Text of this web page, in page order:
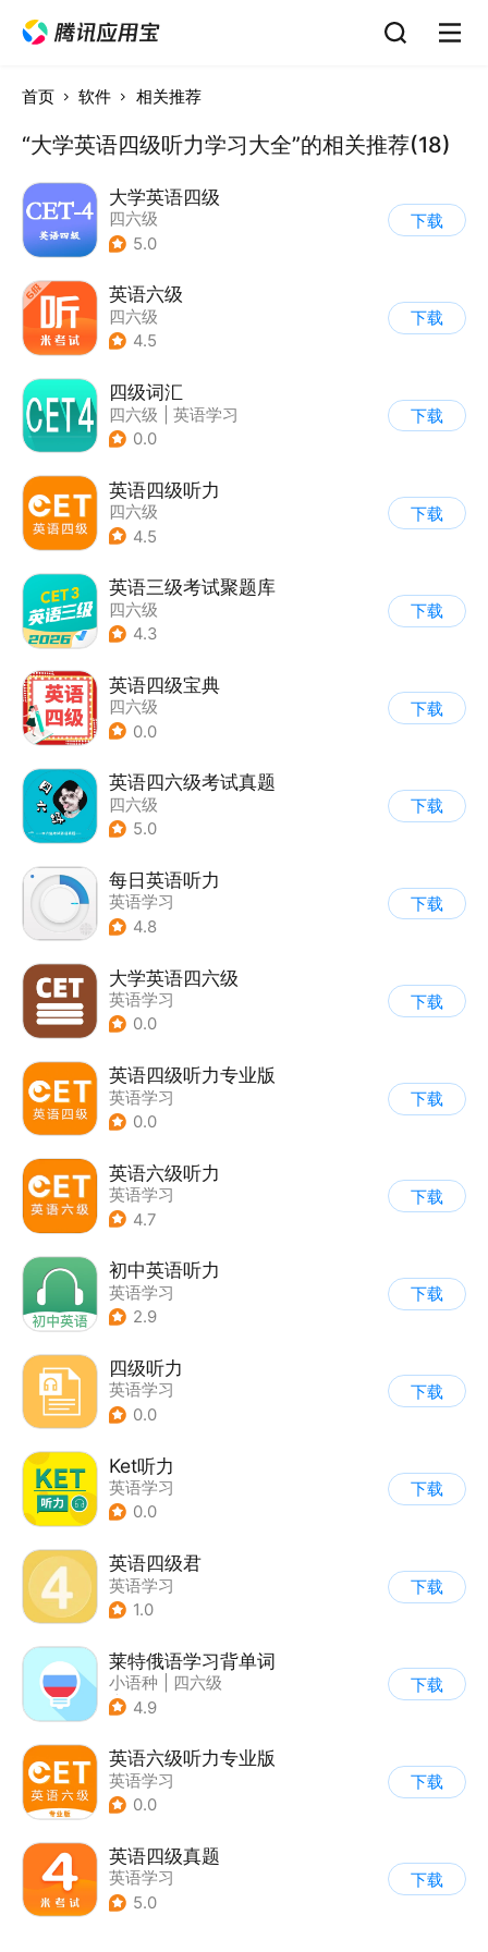
首页 软件 相关推荐
“大学英语四级听力学习大全”的相关推荐(18)
大学英语四级
四六级
5.0
下载
英语六级
四六级
4.5
下载
四级词汇
四六级
英语学习
0.0
下载
英语四级听力
四六级
4.5
下载
英语三级考试聚题库
四六级
4.3
下载
英语四级宝典
四六级
0.0
下载
英语四六级考试真题
四六级
5.0
下载
每日英语听力
英语学习
4.8
下载
大学英语四六级
英语学习
0.0
下载
英语四级听力专业版
英语学习
0.0
下载
英语六级听力
英语学习
4.7
下载
初中英语听力
英语学习
2.9
下载
四级听力
英语学习
0.0
下载
Ket听力
英语学习
0.0
下载
英语四级君
英语学习
1.0
下载
莱特俄语学习背单词
小语种
四六级
| 英语学习
4.9
下载
英语六级听力专业版
英语学习
0.0
下载
英语四级真题
英语学习
5.0
下载